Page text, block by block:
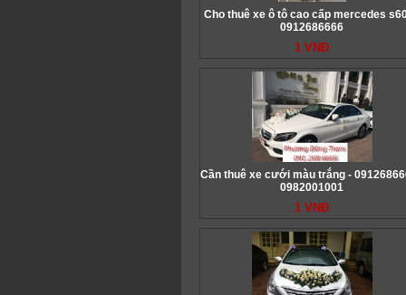
Cho thuê xe ô tô cao cấp mercedes
0912686666
1 VNĐ
Cần thuê xe cưới màu trắng -
0982001001
1 VNĐ